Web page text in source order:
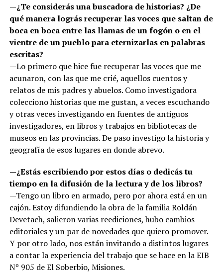
—¿Te considerás una buscadora de historias? ¿De
qué manera lográs recuperar las voces que saltan de
boca en boca entre las llamas de un fogón o en el
vientre de un pueblo para eternizarlas en palabras
escritas?
—Lo primero que hice fue recuperar las voces que me
acunaron, con las que me crié, aquellos cuentos y
relatos de mis padres y abuelos. Como investigadora
colecciono historias que me gustan, a veces escuchando
y otras veces investigando en fuentes de antiguos
investigadores, en libros y trabajos en bibliotecas de
museos en las provincias. De paso investigo la historia y
geografía de esos lugares en donde abrevo.
—¿Estás escribiendo por estos días o dedicás tu
tiempo en la difusión de la lectura y de los libros?
—Tengo un libro en armado, pero por ahora está en un
cajón. Estoy difundiendo la obra de la familia Roldán
Devetach, salieron varias reediciones, hubo cambios
editoriales y un par de novedades que quiero promover.
Y por otro lado, nos están invitando a distintos lugares
a contar la experiencia del trabajo que se hace en la EIB
Nº 905 de El Soberbio, Misiones.